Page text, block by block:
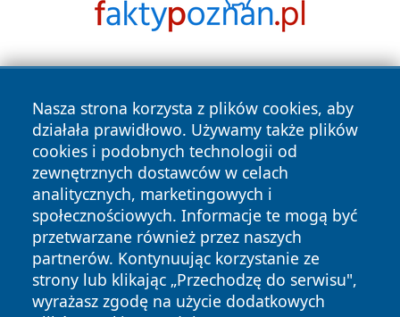
Nasza strona korzysta z plików cookies, aby
działała prawidłowo. Używamy także plików
cookies i podobnych technologii od
zewnętrznych dostawców w celach
analitycznych, marketingowych i
społecznościowych. Informacje te mogą być
przetwarzane również przez naszych
partnerów. Kontynuując korzystanie ze
strony lub klikając „Przechodzę do serwisu",
wyrażasz zgodę na użycie dodatkowych
Copyright © 2026 olkuszonline.pl Wszystkie prawa
zastrzeżone.
News Autorzy
Polityka
Prywatności
Polityka
Cookies